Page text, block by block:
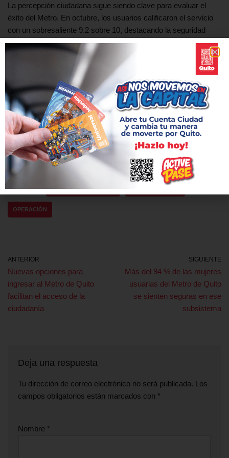
La percepción ciudadana sigue siendo clave para evaluar el
éxito del Metro. En octubre, los usuarios calificaron el servicio
con un sobresaliente 9.2 sobre 10, destacando la seguridad
(9.3) y la prevención del acoso (9.2). Estos resultados reflejan el
compromiso de ofrecer un servicio seguro y accesible para
Según los datos operacionales, las estaciones más utilizadas
son: Quitumbe, Labrador e Iñaquito. Estas conectan puntos
estratégicos del sur, norte y centro de Quito, y se destacan por
su alta afluencia y capacidad para facilitar la movilidad en la
ciudad.
Etiquetas: BOLETÍN ESTADÍSTICO
OPERACIÓN
ANTERIOR
Nuevas opciones para
ingresar al Metro de Quito
facilitan el acceso de la
ciudadanía
SIGUIENTE
Más del 94 % de las mujeres
usuarias del Metro de Quito
se sienten seguras en ese
subsistema
Deja una respuesta
Tu dirección de correo electrónico no será publicada. Los
campos obligatorios están marcados con *
Nombre *